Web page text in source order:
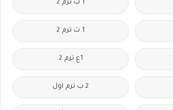
1 ب ترم 2
1 ث ترم 2
1ع ترم 2
2 ب ترم اول